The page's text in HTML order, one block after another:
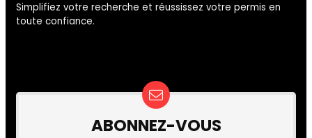
Simplifiez votre recherche et réussissez votre permis en
toute confiance.
ABONNEZ-VOUS